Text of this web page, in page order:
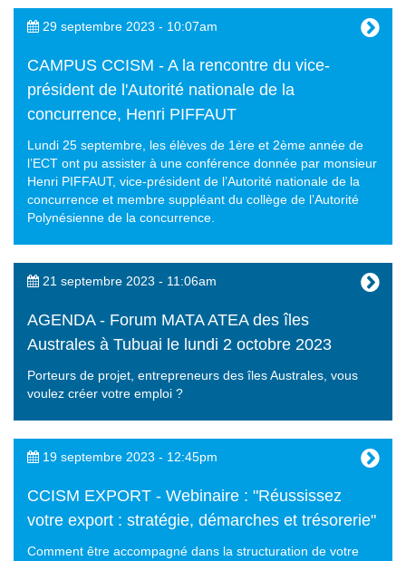
29 septembre 2023 - 10:07am
CAMPUS CCISM - A la rencontre du vice-
président de l'Autorité nationale de la
concurrence, Henri PIFFAUT
Lundi 25 septembre, les élèves de 1ère et 2ème année de
l’ECT ont pu assister à une conférence donnée par monsieur
Henri PIFFAUT, vice-président de l’Autorité nationale de la
concurrence et membre suppléant du collège de l’Autorité
Polynésienne de la concurrence.
21 septembre 2023 - 11:06am
AGENDA - Forum MATA ATEA des îles
Australes à Tubuai le lundi 2 octobre 2023
Porteurs de projet, entrepreneurs des îles Australes, vous
voulez créer votre emploi ?
19 septembre 2023 - 12:45pm
CCISM EXPORT - Webinaire : "Réussissez
votre export : stratégie, démarches et trésorerie"
Comment être accompagné dans la structuration de votre